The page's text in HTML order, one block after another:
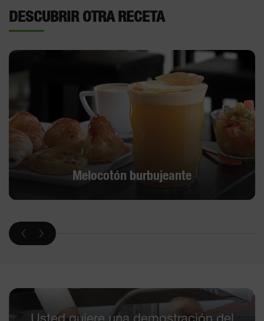
DESCUBRIR OTRA RECETA
Melocotón burbujeante